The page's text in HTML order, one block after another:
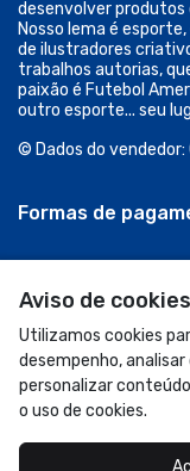
Aviso de cookies
Utilizamos cookies
desempenho,
personalizar
o uso de cookies.